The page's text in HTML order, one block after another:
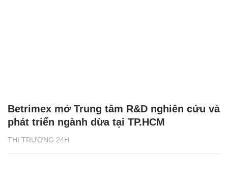
THỊ TRƯỜNG 24H
Betrimex mở Trung tâm R&D nghiên cứu và
phát triển ngành dừa tại TP.HCM